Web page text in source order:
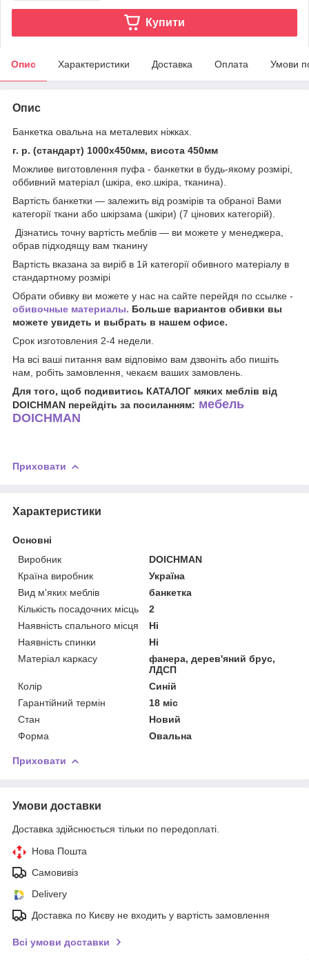
Купити
Опис Характеристики Доставка Оплата Умови
Опис
Банкетка овальна на металевих ніжках.
г. р. (стандарт) 1000х450мм, висота 450мм
Можливе виготовлення пуфа - банкетки в будь-якому розмірі,
оббивний матеріал (шкіра, еко.шкіра, тканина).
Вартість банкетки ― залежить від розмірів та обраної Вами
категорії ткани або шкірзама (шкіри) (7 цінових категорій).
Дізнатись точну вартість меблів ― ви можете у менеджера,
обрав підходящу вам тканину
Вартість вказана за виріб в 1й категорії обивного матеріалу в
стандартному розмірі
Обрати обивку ви можете у нас на сайте перейдя по ссылке -
обивочные материалы. Больше вариантов обивки вы
можете увидеть и выбрать в нашем офисе.
Срок изготовления 2-4 недели.
На всі ваші питання вам відповімо вам дзвоніть або пишіть
нам, робіть замовлення, чекаєм ваших замовлень.
Для того, щоб подивитись КАТАЛОГ мяких меблів від
DOICHMAN перейдіть за посиланням: мебель
DOICHMAN
Приховати
Характеристики
Основні
Виробник
DOICHMAN
Країна виробник
Україна
Вид м'яких меблів
банкетка
Кількість посадочних місць
2
Наявність спального місця
Ні
Наявність спинки
Ні
Матеріал каркасу
фанера, дерев'яний брус,
ЛДСП
Колір
Синій
Гарантійний термін
18 міс
Стан
Новий
Форма
Овальна
Приховати
Умови доставки
Доставка здійснюється тільки по передоплаті.
Нова Пошта
Самовивіз
Delivery
Доставка по Києву не входить у вартість замовлення
Всі умови доставки